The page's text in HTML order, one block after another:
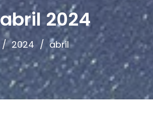
abril 2024
2024 abril